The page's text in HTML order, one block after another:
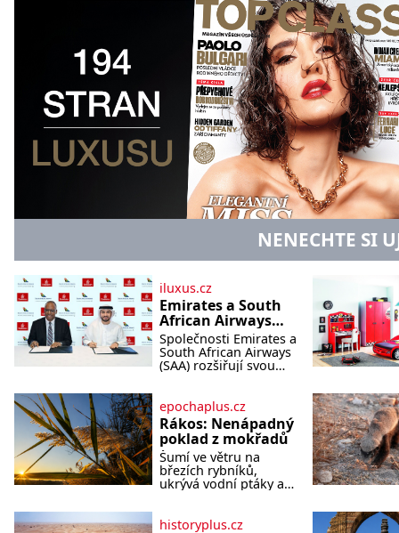
NENECHTE SI
iluxus.cz
Emirates a South
African Airways
rozšiřují
partnerství.
Cestujícím nově
jižní a střední
Africe
Společnosti Emirates a
South African Airways
(SAA) rozšiřují svou
spolupráci. Nová
reciproční dohoda
zpřístupní cestujícím
devět dalších destinací
v jižní a střední Africe
a u
epochaplus.cz
Rákos: Nenápadný
poklad z mokřadů
Šumí ve větru na
březích rybníků,
ukrývá vodní ptáky a
povšimnutí. Přesto
historyplus.cz